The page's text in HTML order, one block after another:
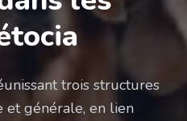
trois structures
et générale, en lien